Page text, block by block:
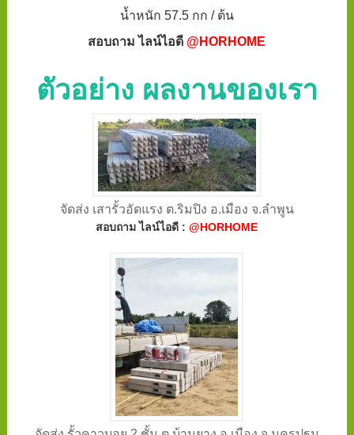
น้ำหนัก 57.5 กก / ต้น
สอบถาม ไลน์ไอดี @HORHOME
ตัวอย่าง ผลงานของเรา
จัดส่ง เสารั้วอัดแรง ต.ริมปิง อ.เมือง จ.ลำพูน
สอบถาม ไลน์ไอดี :@HORHOME